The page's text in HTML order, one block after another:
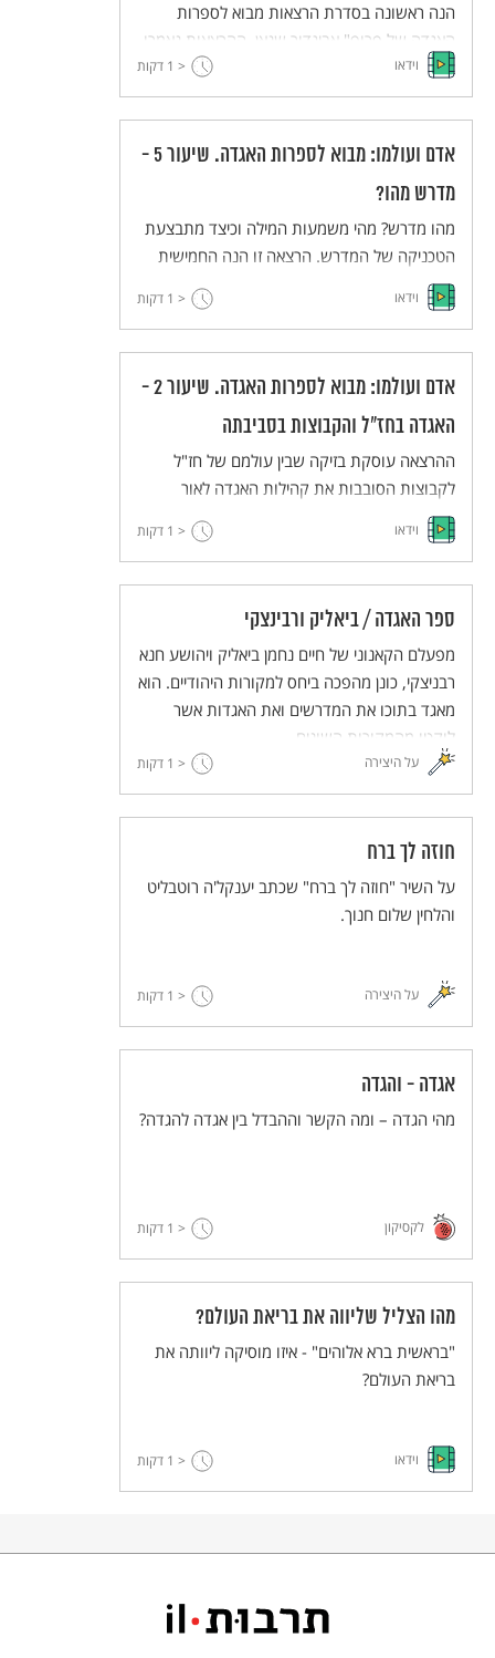
הנה ראשונה בסדרת הרצאות מבוא לספרות
האגדה של פרופ" אביגדור שנאן. ההרצאות נאמרו
במסגרת תכנית אבני פינה של האוניברסיטה
העברית.
וידאו < 1 דקות
אדם ועולמו: מבוא לספרות האגדה. שיעור 5 -
מדרש מהו?
מהו מדרש? מהי משמעות המילה וכיצד מתבצעת
הטכניקה של המדרש. הרצאה זו הנה החמישית
בסדרת הרצאות מבוא לספרות האגדה של פרופ'
אביגדור שנאן. ההרצאות נאמרו במסגרת תכנית
וידאו < 1 דקות
אדם ועולמו: מבוא לספרות האגדה. שיעור 2 -
האגדה בחז"ל והקבוצות בסביבתה
ההרצאה עוסקת בזיקה שבין עולמם של חז"ל
לקבוצות הסובבות את קהילות האגדה לאור
המקורות הדומים. הרצאה זו הנה שניה בסדרת
הרצאות מבוא לספרות האגדה של פרופ" אביגדור
וידאו < 1 דקות
ספר האגדה / ביאליק ורבינצקי
מפעלם הקאנוני של חיים נחמן ביאליק ויהושע חנא
רבניצקי, כונן מהפכה ביחס למקורות היהודיים. הוא
מאגד בתוכו את המדרשים ואת האגדות אשר
לוקטו מהמקורות השונים.
על היצירה < 1 דקות
חוזה לך ברח
על השיר "חוזה לך ברח" שכתב יענקל'ה רוטבליט
והלחין שלום חנוך.
על היצירה < 1 דקות
אגדה - והגדה
מהי הגדה – ומה הקשר וההבדל בין אגדה להגדה?
לקסיקון < 1 דקות
מהו הצליל שליווה את בריאת העולם?
"בראשית ברא אלוהים" - איזו מוסיקה ליוותה את
בריאת העולם?
וידאו < 1 דקות